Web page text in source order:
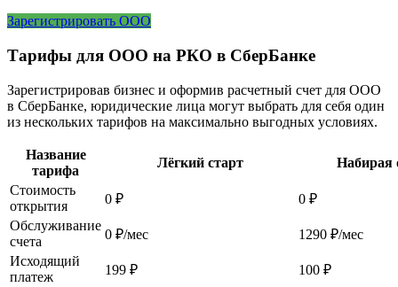
Зарегистрировать ООО
Тарифы для ООО на РКО в СберБанке
Зарегистрировав бизнес и оформив расчетный счет для ООО
в СберБанке, юридические лица могут выбрать для себя один
из нескольких тарифов на максимально выгодных условиях.
Название
тарифа
Лёгкий старт
Набирая
Стоимость
открытия
0 ₽
0 ₽
Обслуживание
счета
0 ₽/мес
1290 ₽/мес
Исходящий
платеж
199 ₽
100 ₽